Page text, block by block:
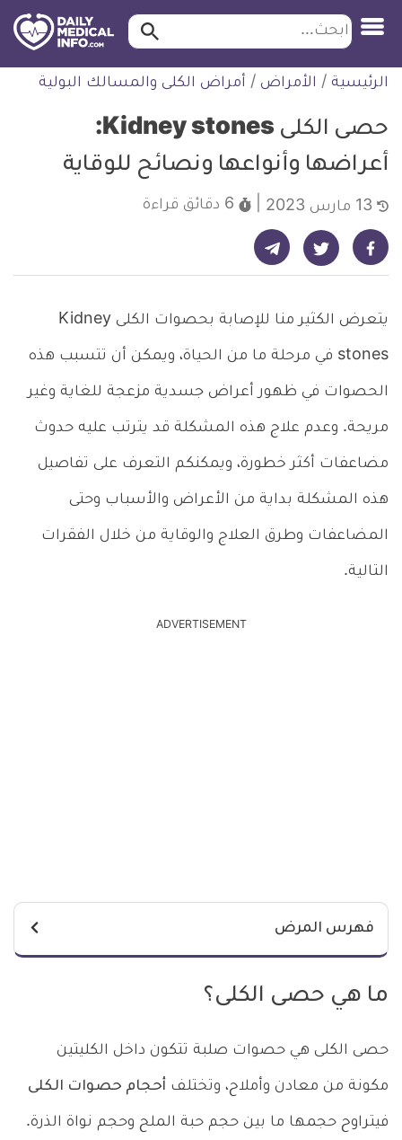
التخطي
للمحتوى
طبية
ابحث ابحث…
الرئيسية / الأمراض / أمراض الكلى والمسالك البولية
حصى الكلى Kidney stones:
أعراضها وأنواعها ونصائح للوقاية
6 دقائق قراءة
شارك على فيسبوك - ديلي ميديكال انفو شارك على تويتر - ديلي ميديكال انفو شارك على تيليجرام - ديلي ميديكال انفو
يتعرض الكثير منا للإصابة بحصوات الكلى Kidney
stones في مرحلة ما من الحياة، ويمكن أن تتسبب هذه
الحصوات في ظهور أعراض جسدية مزعجة للغاية وغير
مريحة. وعدم علاج هذه المشكلة قد يترتب عليه حدوث
مضاعفات أكثر خطورة، ويمكنكم التعرف على تفاصيل
هذه المشكلة بداية من الأعراض والأسباب وحتى
المضاعفات وطرق العلاج والوقاية من خلال الفقرات
التالية.
ADVERTISEMENT
فهرس المرض
ما هي حصى الكلى؟
حصى الكلى هي حصوات صلبة تتكون داخل الكليتين
مكونة من معادن وأملاح، وتختلف أحجام حصوات الكلى
فيتراوح حجمها ما بين حجم حبة الملح وحجم نواة الذرة.